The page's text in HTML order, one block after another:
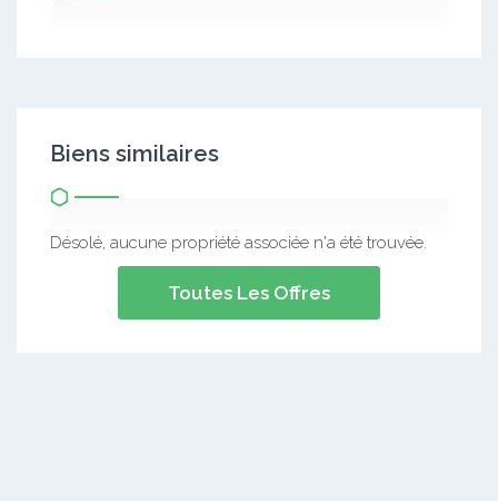
Biens similaires
Désolé, aucune propriété associée n'a été trouvée.
Toutes Les Offres